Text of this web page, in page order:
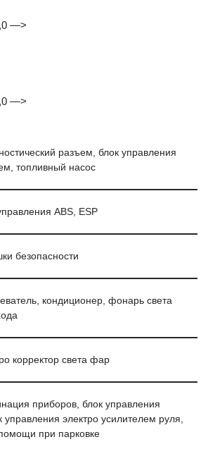
—>
—>
разъем, блок управления
топливный насос
ABS, ESP
безопасности
кондиционер, фонарь света
корректор света фар
приборов, блок управления
управления электро усилителем руля,
при парковке